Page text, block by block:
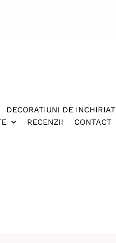
DECORATIUNI DE INCHIRIAT
RECENZII
CONTACT